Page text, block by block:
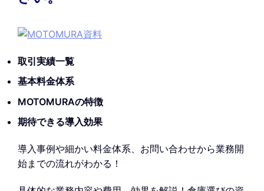
取引実績一覧
基本料金体系
MOTOMURAの特徴
期待できる導入効果
導入事例や細かい料金体系、お問い合わせから業務開
始までの流れがわかる！